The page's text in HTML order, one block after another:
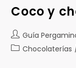
Coco y
Guía
Chocolaterías